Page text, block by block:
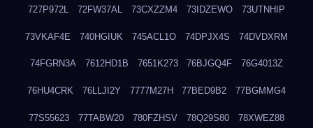
727P972L 72FW37AL 73CXZZM4 73IDZEWO 73UTNHIP
73VKAF4E 740HGIUK 745ACL1O 74DPJX4S 74DVDXRM
74FGRN3A 7612HD1B 7651K273 76BJGQ4F 76G4013Z
76HU4CRK 76LLJI2Y 7777M27H 77BED9B2 77BGMMG4
77S55623 77TABW20 780FZHSV 78Q29S80 78XWEZ88